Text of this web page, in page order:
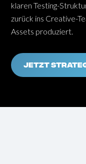
klaren Testing-
zurück ins Creative-
Assets produziert.
JETZT